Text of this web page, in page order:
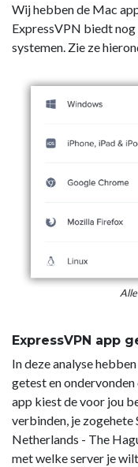
Wij hebben de Mac
ExpressVPN biedt
systemen. Zie ze
Alle
ExpressVPN app
In deze analyse
getest en
app kiest de voor jou
verbinden, je zogehete
Netherlands - The
met welke server je